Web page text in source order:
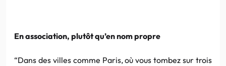
En association, plutôt qu’en nom propre
“Dans des villes comme Paris, où vous tombez sur trois